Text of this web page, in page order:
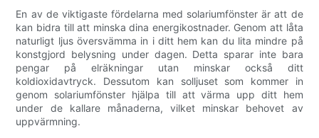
En av de viktigaste fördelarna med solariumfönster är att de
kan bidra till att minska dina energikostnader. Genom att låta
naturligt ljus översvämma in i ditt hem kan du lita mindre på
konstgjord belysning under dagen. Detta sparar inte bara
pengar på elräkningar utan minskar också ditt
koldioxidavtryck. Dessutom kan solljuset som kommer in
genom solariumfönster hjälpa till att värma upp ditt hem
under de kallare månaderna, vilket minskar behovet av
uppvärmning.